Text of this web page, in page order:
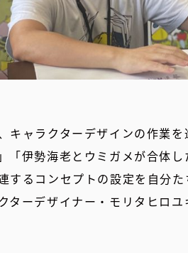
キャラクターデザインの作業
「伊勢海老とウミガメが合体
するコンセプトの設定を自分
ターデザイナー・モリタヒロユ